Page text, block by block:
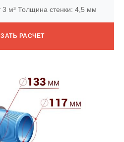
3 м³ Толщина стенки: 4,5 мм
РАСЧЕТ